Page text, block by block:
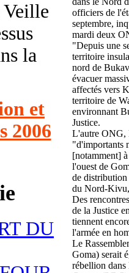
Veille
la
et
2006
DU
officiers de
septembre,
mardi deux
"Depuis une
territoire
nord de
évacuer
affectés vers
territoire de
environnant
Justice.
L'autre ONG,
"d'importants
[notamment]
l'ouest de
de
du Nord-
Des
de la Justice
tiennent
l'armée en
Le
Goma) serait
rébellion